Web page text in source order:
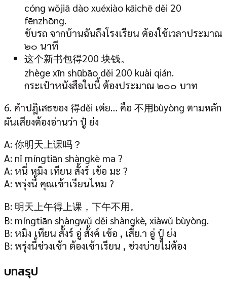
cóng wǒjiā dào xuéxiào kāichē děi 20
fēnzhōng.
ขับรถ จากบ้านฉันถึงโรงเรียน ต้องใช้เวลาประมาณ
๒๐ นาที
这个新书包得200 块钱。
zhège xīn shūbāo děi 200 kuài qián.
กระเป๋าหนังสือใบนี้ ต้องประมาณ ๒๐๐ บาท
6. คำปฎิเสธของ 得děi เต่ย… คือ 不用bùyòng ตามหลัก
ผันเสียงต้องอ่านว่า ปู๋ ย่ง
A: 你明天上课吗？
A: nǐ míngtiān shàngkè ma ?
A: หนี่ หมิง เทียน สั้งร์ เข้อ มะ ?
A: พรุ่งนี้ คุณเข้าเรียนไหม ?
B: 明天上午得上课，下午不用。
B: míngtiān shàngwǔ děi shàngkè, xiàwǔ bùyòng.
B: หมิง เทียน สั้งร์ อู่ สั้งค์ เข้อ , เสี้ย.า อู่ ปู๋ ย่ง
B: พรุ่งนี้ช่วงเช้า ต้องเข้าเรียน , ช่วงบ่ายไม่ต้อง
บทสรุป